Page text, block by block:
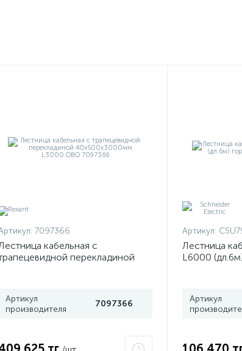
7097366
кабельная с
перекладиной
Артикул
производителя
7097366
Артикул:
Лестница
L6000
Артикул